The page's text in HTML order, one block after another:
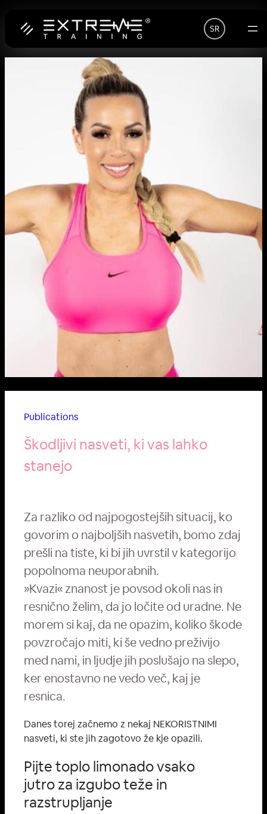
Скочи
SR
Publications
Škodljivi nasveti, ki vas lahko
stanejo
Za razliko od najpogostejših situacij, ko
govorim o najboljših nasvetih, bomo zdaj
prešli na tiste, ki bi jih uvrstil v kategorijo
popolnoma neuporabnih.
»Kvazi« znanost je povsod okoli nas in
resnično želim, da jo ločite od uradne. Ne
morem si kaj, da ne opazim, koliko škode
povzročajo miti, ki še vedno preživijo
med nami, in ljudje jih poslušajo na slepo,
ker enostavno ne vedo več, kaj je
resnica.
Danes torej začnemo z nekaj NEKORISTNIMI
nasveti, ki ste jih zagotovo že kje opazili.
Pijte toplo limonado vsako
jutro za izgubo teže in
razstrupljanje